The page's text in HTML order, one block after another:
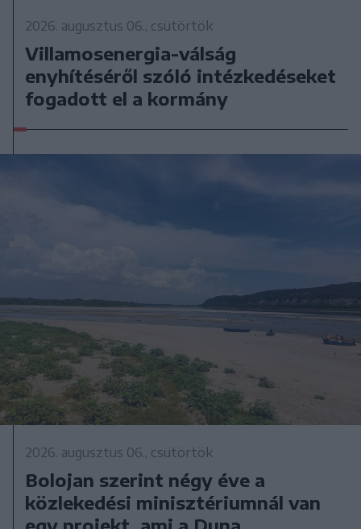
2026. augusztus 06., csütörtök
Villamosenergia-válság
enyhítéséről szóló intézkedéseket
fogadott el a kormány
2026. augusztus 06., csütörtök
Bolojan szerint négy éve a
közlekedési minisztériumnál van